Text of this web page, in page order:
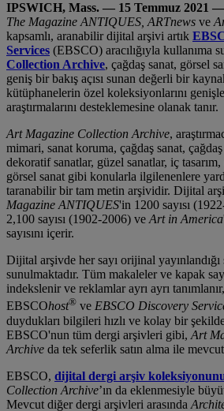
IPSWICH, Mass. — 15 Temmuz 2021 —
The Magazine ANTIQUES, ARTnews ve
kapsamlı, aranabilir dijital arşivi artık
Services (EBSCO) aracılığıyla kullanıma
Collection Archive, çağdaş sanat, görsel
geniş bir bakış açısı sunan değerli bir
kütüphanelerin özel koleksiyonlarını
araştırmalarını desteklemesine olanak tanır.
Art Magazine Collection Archive,
mimari, sanat koruma, çağdaş sanat,
dekoratif sanatlar, güzel sanatlar, iç tasarım,
görsel sanat gibi konularla ilgilenenlere
taranabilir bir tam metin arşividir. Dijital
Magazine ANTIQUES'in 1200 sayısı
2,100 sayısı (1902-2006) ve Art in America
sayısını içerir.
Dijital arşivde her sayı orijinal
sunulmaktadır. Tüm makaleler ve kapak
indekslenir ve reklamlar ayrı ayrı
EBSCOhost® ve EBSCO Discovery
duydukları bilgileri hızlı ve kolay bir
EBSCO'nun tüm dergi arşivleri gibi, Art
Archive da tek seferlik satın alma ile
EBSCO, dijital dergi arşiv
Collection Archive’ın da eklenmesiyle
Mevcut diğer dergi arşivleri arasında